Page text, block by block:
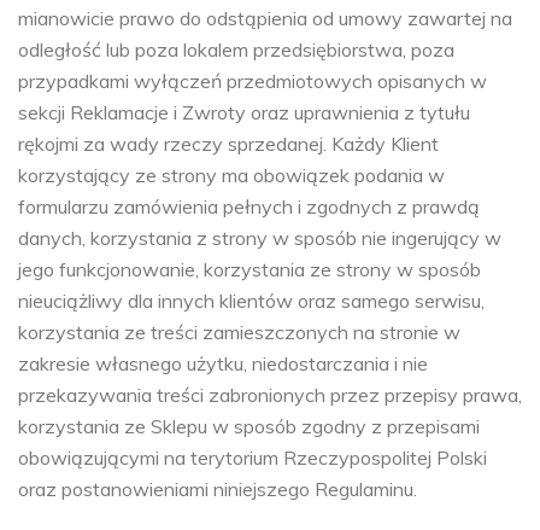
mianowicie prawo do odstąpienia od umowy zawartej na
odległość lub poza lokalem przedsiębiorstwa, poza
przypadkami wyłączeń przedmiotowych opisanych w
sekcji Reklamacje i Zwroty oraz uprawnienia z tytułu
rękojmi za wady rzeczy sprzedanej. Każdy Klient
korzystający ze strony ma obowiązek podania w
formularzu zamówienia pełnych i zgodnych z prawdą
danych, korzystania z strony w sposób nie ingerujący w
jego funkcjonowanie, korzystania ze strony w sposób
nieuciążliwy dla innych klientów oraz samego serwisu,
korzystania ze treści zamieszczonych na stronie w
zakresie własnego użytku, niedostarczania i nie
przekazywania treści zabronionych przez przepisy prawa,
korzystania ze Sklepu w sposób zgodny z przepisami
obowiązującymi na terytorium Rzeczypospolitej Polski
oraz postanowieniami niniejszego Regulaminu.